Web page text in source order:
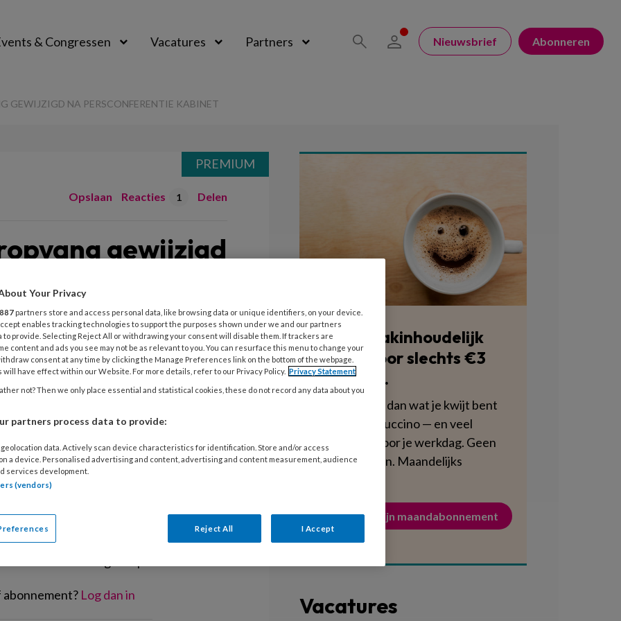
& Congressen Vacatures Partners Nieuwsbrief Abonneren
GEWIJZIGD NA PERSCONFERENTIE KABINET
Opslaan Reacties 1 Delen
gewijzigd
kabinet
aanvullende maatregelen in
bekend gemaakt. Vanaf
beperkte aanvullende
het coronavirus tegen te gaan.
is hierop aangepast.
lezen?
lees 2 artikelen gratis per maand
Log dan in
PREMIUM
Blijf vakinhoudelijk
scherp voor slechts €3
per week.
Dat is minder dan wat je kwijt bent
aan een cappuccino — en veel
voedzamer voor je werkdag. Geen
verplichtingen. Maandelijks
Activeer mijn maandabonnement
Vacatures
Your Privacy
887 partners store and access personal data, like browsing data or unique identifiers, on your device.
enables tracking technologies to support the purposes shown under we and our partners
to provide. Selecting Reject All or withdrawing your consent will disable them. If trackers are
content and ads you see may not be as relevant to you. You can resurface this menu to change your
consent at any time by clicking the Manage Preferences link on the bottom of the webpage.
will have effect within our Website. For more details, refer to our Privacy Policy. Privacy Statement
not? Then we only place essential and statistical cookies, these do not record any data about you
partners process data to provide:
data. Actively scan device characteristics for identification. Store and/or access
a device. Personalised advertising and content, advertising and content measurement, audience
services development.
(vendors)
Reject All I Accept